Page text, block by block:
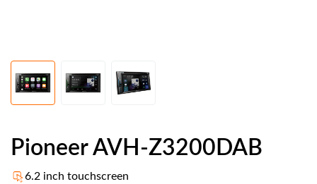
Pioneer AVH-Z3200DAB
6.2 inch touchscreen